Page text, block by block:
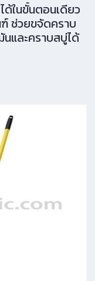
ด้ในขั้นตอนเดียว
ช่วยขจัดคราบ
และคราบสบู่ได้